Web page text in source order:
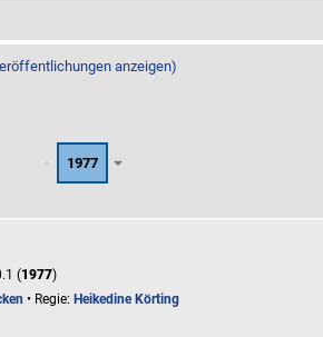
anzeigen)
1977
(1977)
• Regie: Heikedine Körting